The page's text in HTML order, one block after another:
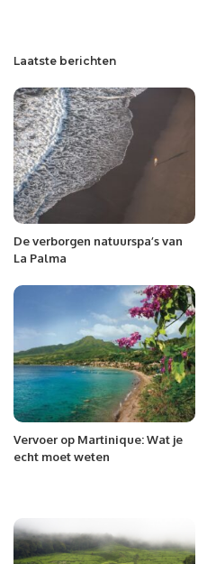
Laatste berichten
De verborgen natuurspa’s van
La Palma
Vervoer op Martinique: Wat je
echt moet weten